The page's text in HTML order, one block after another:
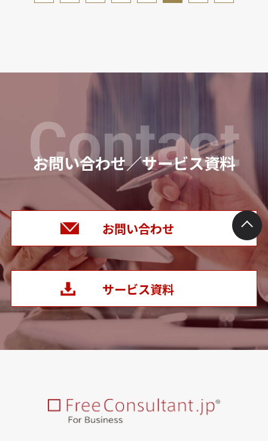
お問い合わせ／サービス資料
Contact
お問い合わせ
サービス資料